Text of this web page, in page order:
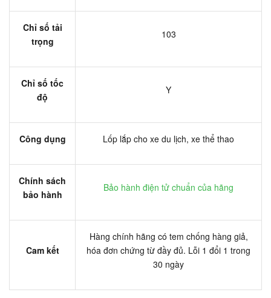
Chỉ số tải
trọng
103
Chỉ số tốc
độ
Y
Công dụng Lốp lắp cho xe du lịch, xe thể thao
Chính sách
bảo hành
Bảo hành điện tử chuẩn của hãng
Cam kết
Hàng chính hãng có tem chống hàng giả,
hóa đơn chứng từ đầy đủ. Lỗi 1 đổi 1 trong
30 ngày